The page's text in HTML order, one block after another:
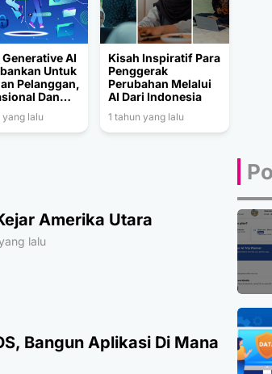
Generative AI
Untuk
Pelanggan,
Dan
yang lalu
Kisah Inspiratif Para
Penggerak
Perubahan Melalui
AI Dari Indonesia
1 tahun yang lalu
Amerika Utara
lalu
Bangun Aplikasi Di Mana